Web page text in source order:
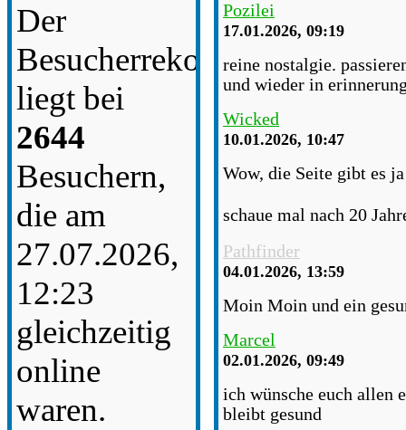
Der
Besucherrekord
liegt bei
2644
Besuchern,
die am
27.07.2026,
12:23
gleichzeitig
online
waren.
Pozilei
17.01.2026, 09:19
reine nostalgie.
und wieder in
Wicked
10.01.2026, 10:47
Wow, die Seite gibt es
schaue mal nach 20
Pathfinder
04.01.2026, 13:59
Moin Moin und ein
Marcel
02.01.2026, 09:49
ich wünsche euch allen
bleibt gesund